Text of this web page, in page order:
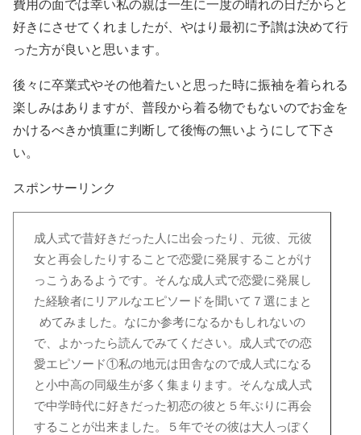
費用の面では幸い私の親は一生に一度の晴れの日だからと
好きにさせてくれましたが、やはり最初に予讃は決めて行
った方が良いと思います。
後々に卒業式やその他着たいと思った時に振袖を着られる
楽しみはありますが、普段から着る物でもないのでお金を
かけるべきか慎重に判断して後悔の無いようにして下さ
い。
スポンサーリンク
成人式で昔好きだった人に出会ったり、元彼、元彼
女と再会したりすることで恋愛に発展することがけ
っこうあるようです。そんな成人式で恋愛に発展し
た経験者にリアルなエピソードを聞いて７選にまと
めてみました。なにか参考になるかもしれないの
で、よかったら読んでみてください。成人式での恋
愛エピソード①私の地元は田舎なので成人式になる
と小中高の同級生が多く集まります。そんな成人式
で中学時代に好きだった初恋の彼と５年ぶりに再会
することが出来ました。５年でその彼は大人っぽく